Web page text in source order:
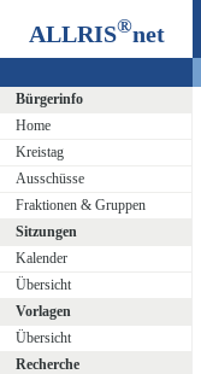
ALLRIS®net
Bürgerinfo
Home
Kreistag
Ausschüsse
Fraktionen & Gruppen
Sitzungen
Kalender
Übersicht
Vorlagen
Übersicht
Recherche